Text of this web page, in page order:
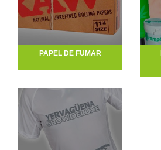
PAPEL DE FUMAR